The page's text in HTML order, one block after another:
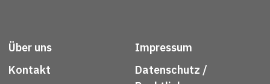
Über uns
Kontakt
Impressum
Datenschutz /